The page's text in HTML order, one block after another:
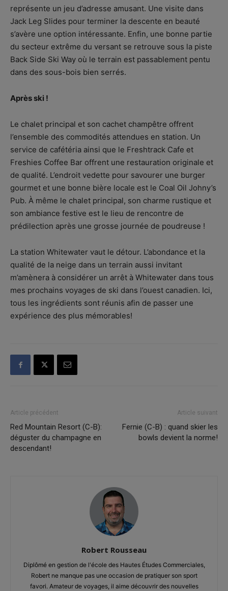
représente un jeu d’adresse amusant. Une visite dans
Jack Leg Slides pour terminer la descente en beauté
s’avère une option intéressante. Enfin, une bonne partie
du secteur extrême du versant se retrouve sous la piste
Back Side Ski Way où le terrain est passablement pentu
dans des sous-bois bien serrés.
Après ski !
Le chalet principal et son cachet champêtre offrent
l’ensemble des commodités attendues en station. Un
service de cafétéria ainsi que le Freshtrack Cafe et
Freshies Coffee Bar offrent une restauration originale et
de qualité. L’endroit vedette pour savourer une burger
gourmet et une bonne bière locale est le Coal Oil Johny’s
Pub. À même le chalet principal, son charme rustique et
son ambiance festive est le lieu de rencontre de
prédilection après une grosse journée de poudreuse !
La station Whitewater vaut le détour. L’abondance et la
qualité de la neige dans un terrain aussi invitant
m’amènera à considérer un arrêt à Whitewater dans tous
mes prochains voyages de ski dans l’ouest canadien. Ici,
tous les ingrédients sont réunis afin de passer une
expérience des plus mémorables!
Article précédent
Red Mountain Resort (C-B):
déguster du champagne en
descendant!
Article suivant
Fernie (C-B) : quand skier les
bowls devient la norme!
Robert Rousseau
Diplômé en gestion de l'école des Hautes Études Commerciales,
Robert ne manque pas une occasion de pratiquer son sport
favori. Amateur de voyages, il aime découvrir des nouvelles